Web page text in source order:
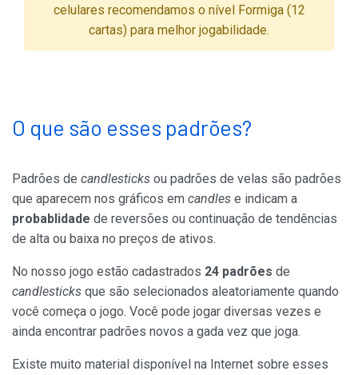
celulares recomendamos o nível Formiga (12
cartas) para melhor jogabilidade.
O que são esses padrões?
Padrões de candlesticks ou padrões de velas são padrões
que aparecem nos gráficos em candles e indicam a
probablidade de reversões ou continuação de tendências
de alta ou baixa no preços de ativos.
No nosso jogo estão cadastrados 24 padrões de
candlesticks que são selecionados aleatoriamente quando
você começa o jogo. Você pode jogar diversas vezes e
ainda encontrar padrões novos a gada vez que joga.
Existe muito material disponível na Internet sobre esses